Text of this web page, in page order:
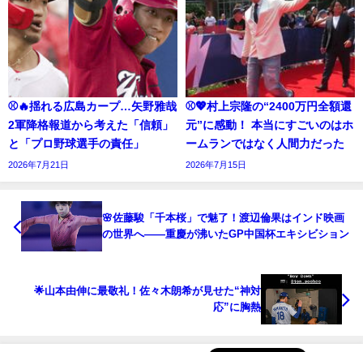
⚾🔥揺れる広島カープ…矢野雅哉
2軍降格報道から考えた「信頼」
と「プロ野球選手の責任」
2026年7月21日
⚾💖村上宗隆の“2400万円全額還
元”に感動！ 本当にすごいのはホ
ームランではなく人間力だった
2026年7月15日
🌸佐藤駿「千本桜」で魅了！渡辺倫果はインド映画
の世界へ――重慶が沸いたGP中国杯エキシビション
🌟山本由伸に最敬礼！佐々木朗希が見せた“神対
応”に胸熱